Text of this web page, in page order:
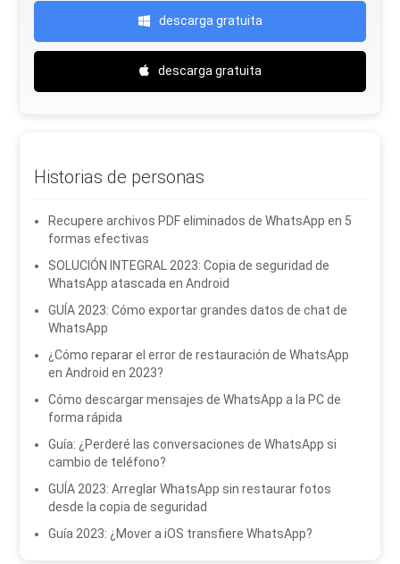
descarga gratuita
descarga gratuita
Historias de personas
Recupere archivos PDF eliminados de WhatsApp en 5
formas efectivas
SOLUCIÓN INTEGRAL 2023: Copia de seguridad de
WhatsApp atascada en Android
GUÍA 2023: Cómo exportar grandes datos de chat de
WhatsApp
¿Cómo reparar el error de restauración de WhatsApp
en Android en 2023?
Cómo descargar mensajes de WhatsApp a la PC de
forma rápida
Guía: ¿Perderé las conversaciones de WhatsApp si
cambio de teléfono?
GUÍA 2023: Arreglar WhatsApp sin restaurar fotos
desde la copia de seguridad
Guía 2023: ¿Mover a iOS transfiere WhatsApp?